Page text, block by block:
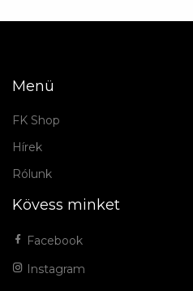
Menü
FK Shop
Hírek
Rólunk
Kövess minket
Facebook
Instagram